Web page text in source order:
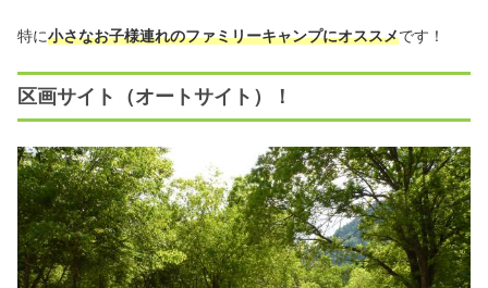
特に小さなお子様連れのファミリーキャンプにオススメです！
区画サイト（オートサイト）！